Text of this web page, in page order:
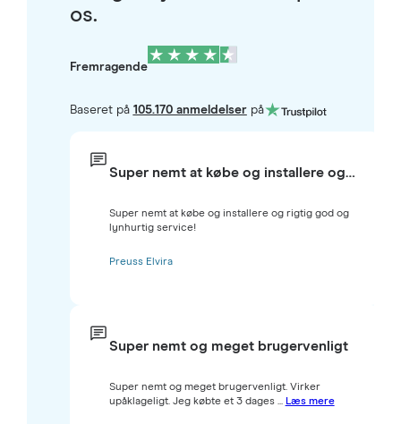
os.
Fremragende
Baseret på 105.170 anmeldelserpå
Super nemt at købe og installere og…
Super nemt at købe og installere og rigtig god og
lynhurtig service!
Preuss Elvira
Super nemt og meget brugervenligt
Super nemt og meget brugervenligt. Virker
upåklageligt. Jeg købte et 3 dages ... Læs mere